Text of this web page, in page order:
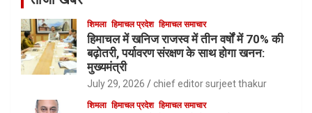
शिमला हिमाचल प्रदेश हिमाचल समाचार
हिमाचल में खनिज राजस्व में तीन वर्षों में 70% की
बढ़ोतरी, पर्यावरण संरक्षण के साथ होगा खनन:
मुख्यमंत्री
July 29, 2026 chief editor surjeet thakur
शिमला हिमाचल प्रदेश हिमाचल समाचार